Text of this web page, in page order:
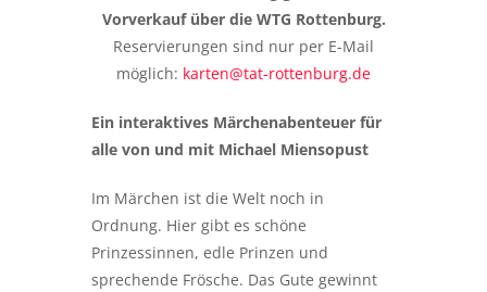
Vorverkauf über die WTG Rottenburg.
Reservierungen sind nur per E-Mail
möglich: karten@tat-rottenburg.de
Ein interaktives Märchenabenteuer für
alle von und mit Michael Miensopust
Im Märchen ist die Welt noch in
Ordnung. Hier gibt es schöne
Prinzessinnen, edle Prinzen und
sprechende Frösche. Das Gute gewinnt